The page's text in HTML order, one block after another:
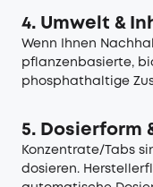
4. Umwelt &
Wenn Ihnen
pflanzenbasierte,
phosphathaltige
5. Dosierform
Konzentrate/Tabs
dosieren.